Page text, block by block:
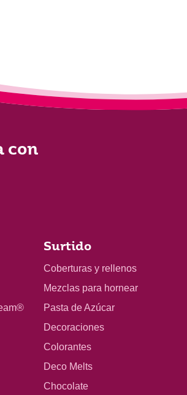
con
Surtido
Coberturas y rellenos
Mezclas para hornear
Pasta de Azúcar
Decoraciones
Colorantes
Deco Melts
Chocolate